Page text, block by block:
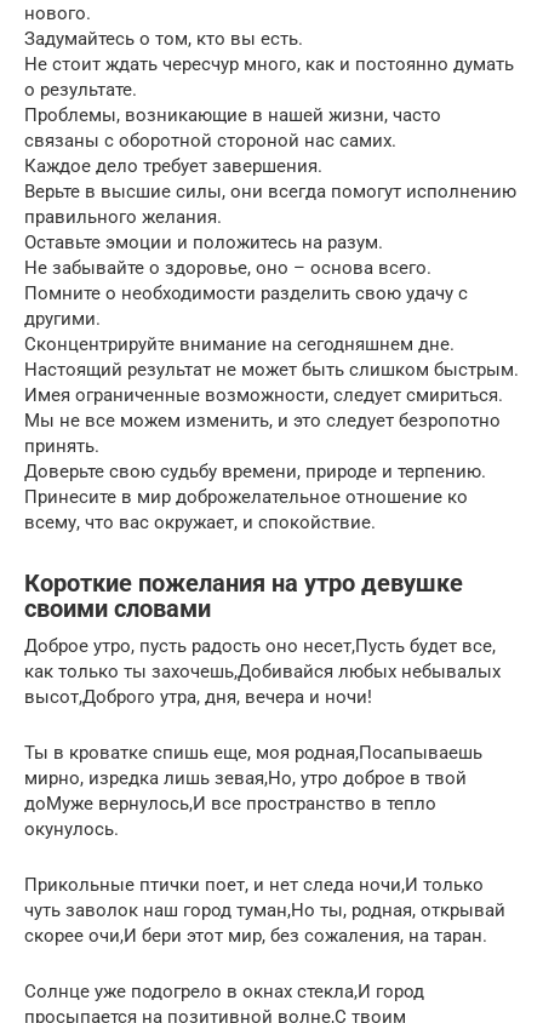
нового.
Задумайтесь о том, кто вы есть.
Не стоит ждать чересчур много, как и постоянно думать
о результате.
Проблемы, возникающие в нашей жизни, часто
связаны с оборотной стороной нас самих.
Каждое дело требует завершения.
Верьте в высшие силы, они всегда помогут исполнению
правильного желания.
Оставьте эмоции и положитесь на разум.
Не забывайте о здоровье, оно – основа всего.
Помните о необходимости разделить свою удачу с
другими.
Сконцентрируйте внимание на сегодняшнем дне.
Настоящий результат не может быть слишком быстрым.
Имея ограниченные возможности, следует смириться.
Мы не все можем изменить, и это следует безропотно
принять.
Доверьте свою судьбу времени, природе и терпению.
Принесите в мир доброжелательное отношение ко
всему, что вас окружает, и спокойствие.
Короткие пожелания на утро девушке
своими словами
Доброе утро, пусть радость оно несет,Пусть будет все,
как только ты захочешь,Добивайся любых небывалых
высот,Доброго утра, дня, вечера и ночи!
Ты в кроватке спишь еще, моя родная,Посапываешь
мирно, изредка лишь зевая,Но, утро доброе в твой
доМуже вернулось,И все пространство в тепло
окунулось.
Прикольные птички поет, и нет следа ночи,И только
чуть заволок наш город туман,Но ты, родная, открывай
скорее очи,И бери этот мир, без сожаления, на таран.
Солнце уже подогрело в окнах стекла,И город
просыпается на позитивной волне,С твоим